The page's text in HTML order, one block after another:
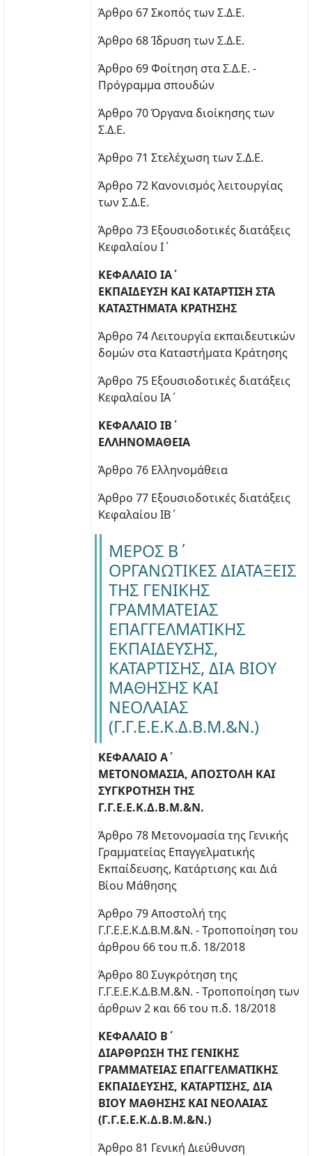
Άρθρο 67 Σκοπός των Σ.Δ.Ε.
Άρθρο 68 Ίδρυση των Σ.Δ.Ε.
Άρθρο 69 Φοίτηση στα Σ.Δ.Ε. -
Πρόγραμμα σπουδών
Άρθρο 70 Όργανα διοίκησης των
Σ.Δ.Ε.
Άρθρο 71 Στελέχωση των Σ.Δ.Ε.
Άρθρο 72 Κανονισμός λειτουργίας
των Σ.Δ.Ε.
Άρθρο 73 Εξουσιοδοτικές διατάξεις
Κεφαλαίου Ι΄
ΚΕΦΑΛΑΙΟ ΙΑ΄
ΕΚΠΑΙΔΕΥΣΗ ΚΑΙ ΚΑΤΑΡΤΙΣΗ ΣΤΑ
ΚΑΤΑΣΤΗΜΑΤΑ ΚΡΑΤΗΣΗΣ
Άρθρο 74 Λειτουργία εκπαιδευτικών
δομών στα Καταστήματα Κράτησης
Άρθρο 75 Εξουσιοδοτικές διατάξεις
Κεφαλαίου ΙΑ΄
ΚΕΦΑΛΑΙΟ ΙΒ΄
ΕΛΛΗΝΟΜΑΘΕΙΑ
Άρθρο 76 Ελληνομάθεια
Άρθρο 77 Εξουσιοδοτικές διατάξεις
Κεφαλαίου ΙΒ΄
ΜΕΡΟΣ Β΄
ΟΡΓΑΝΩΤΙΚΕΣ ΔΙΑΤΑΞΕΙΣ
ΤΗΣ ΓΕΝΙΚΗΣ
ΓΡΑΜΜΑΤΕΙΑΣ
ΕΠΑΓΓΕΛΜΑΤΙΚΗΣ
ΕΚΠΑΙΔΕΥΣΗΣ,
ΚΑΤΑΡΤΙΣΗΣ, ΔΙΑ ΒΙΟΥ
ΜΑΘΗΣΗΣ ΚΑΙ
ΝΕΟΛΑΙΑΣ
(Γ.Γ.Ε.Ε.Κ.Δ.Β.Μ.&Ν.)
ΚΕΦΑΛΑΙΟ Α΄
ΜΕΤΟΝΟΜΑΣΙΑ, ΑΠΟΣΤΟΛΗ ΚΑΙ
ΣΥΓΚΡΟΤΗΣΗ ΤΗΣ
Γ.Γ.Ε.Ε.Κ.Δ.Β.Μ.&Ν.
Άρθρο 78 Μετονομασία της Γενικής
Γραμματείας Επαγγελματικής
Εκπαίδευσης, Κατάρτισης και Διά
Βίου Μάθησης
Άρθρο 79 Αποστολή της
Γ.Γ.Ε.Ε.Κ.Δ.Β.Μ.&Ν. - Τροποποίηση του
άρθρου 66 του π.δ. 18/2018
Άρθρο 80 Συγκρότηση της
Γ.Γ.Ε.Ε.Κ.Δ.Β.Μ.&Ν. - Τροποποίηση των
άρθρων 2 και 66 του π.δ. 18/2018
ΚΕΦΑΛΑΙΟ Β΄
ΔΙΑΡΘΡΩΣΗ ΤΗΣ ΓΕΝΙΚΗΣ
ΓΡΑΜΜΑΤΕΙΑΣ ΕΠΑΓΓΕΛΜΑΤΙΚΗΣ
ΕΚΠΑΙΔΕΥΣΗΣ, ΚΑΤΑΡΤΙΣΗΣ, ΔΙΑ
ΒΙΟΥ ΜΑΘΗΣΗΣ ΚΑΙ ΝΕΟΛΑΙΑΣ
(Γ.Γ.Ε.Ε.Κ.Δ.Β.Μ.&Ν.)
Άρθρο 81 Γενική Διεύθυνση